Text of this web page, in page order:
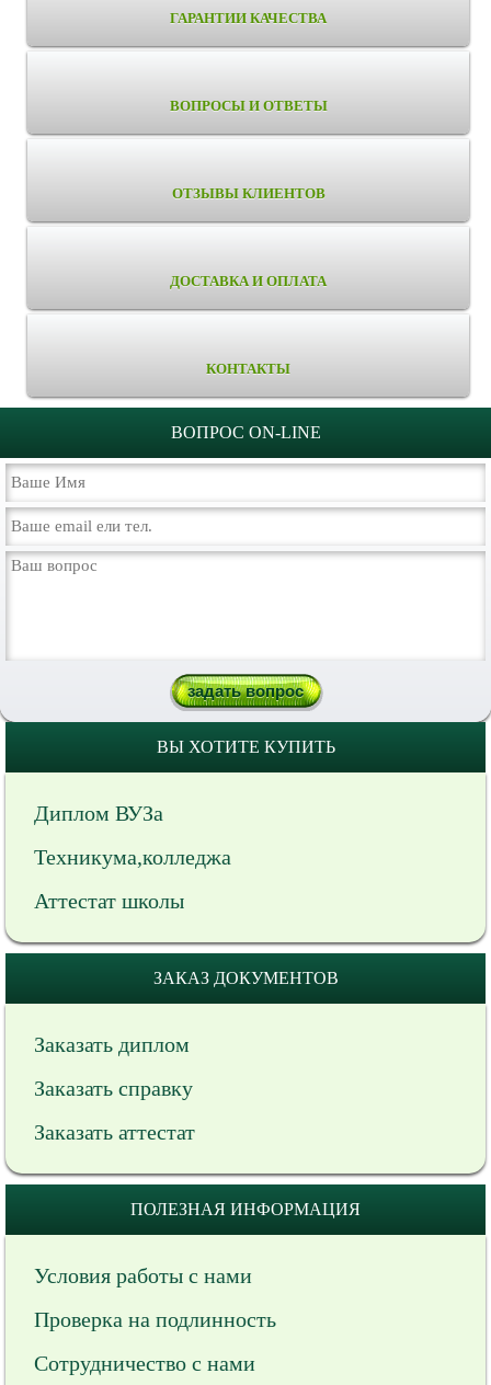
ГАРАНТИИ КАЧЕСТВА
ВОПРОСЫ И ОТВЕТЫ
ОТЗЫВЫ КЛИЕНТОВ
ДОСТАВКА И ОПЛАТА
КОНТАКТЫ
ВОПРОС ON-LINE
ВЫ ХОТИТЕ КУПИТЬ
Диплом ВУЗа
Техникума,колледжа
Аттестат школы
ЗАКАЗ ДОКУМЕНТОВ
Заказать диплом
Заказать справку
Заказать аттестат
ПОЛЕЗНАЯ ИНФОРМАЦИЯ
Условия работы с нами
Проверка на подлинность
Сотрудничество с нами